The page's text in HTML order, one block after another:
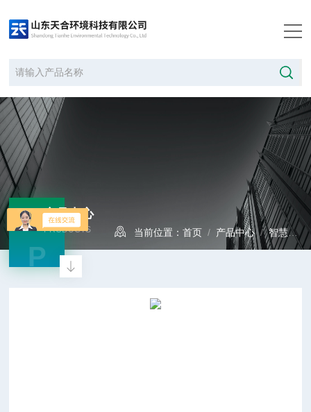
产品中心
PRODUCTS
P
当前位置：首页 / 产品中心/智慧气象